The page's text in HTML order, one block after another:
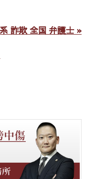
詐欺 全国 弁護士 »